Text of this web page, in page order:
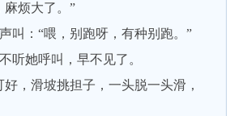
麻烦大了。”
：“喂，别跑呀，有种别跑。”
她呼叫，早不见了。
滑坡挑担子，一头脱一头滑，